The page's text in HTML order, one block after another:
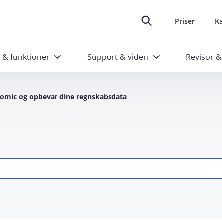
Header top
Priser
& funktioner Support & viden Revisor
og opbevar dine regnskabsdata